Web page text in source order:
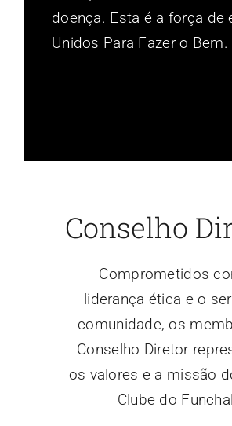
doença. Esta é a força de
Unidos Para Fazer o Bem.
Conselho
Comprometidos
liderança ética e o
comunidade, os
Conselho Diretor
os valores e a missão
Clube do